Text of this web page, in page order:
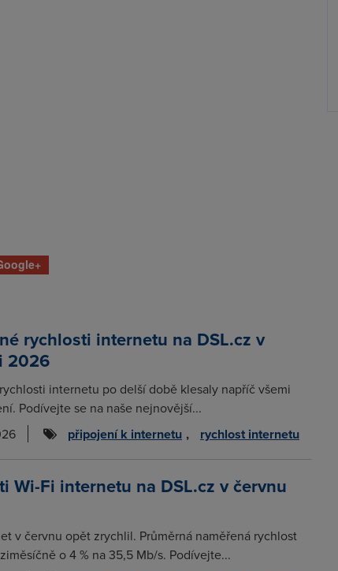
rychlosti internetu na DSL.cz v
2026
internetu po delší době klesaly napříč všemi
Podívejte se na naše nejnovější...
připojení k internetu , rychlost internetu
Wi-Fi internetu na DSL.cz v červnu
v červnu opět zrychlil. Průměrná naměřená rychlost
o 4 % na 35,5 Mb/s. Podívejte...